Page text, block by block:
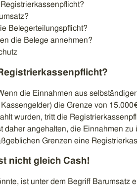
Belegerteilungspflicht?
die Belege annehmen?
die Einnahmen aus
die Grenze von
wurden, tritt die
daher angehalten, die Einnahmen
Grenzen eine
nicht gleich Cash!
ist unter dem Begriff Barumsatz